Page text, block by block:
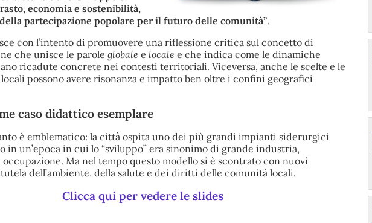
economia e sostenibilità,
partecipazione popolare per il futuro delle comunità”.
con l’intento di promuovere una riflessione critica sul concetto di
che unisce le parole globale e locale e che indica come le dinamiche
ricadute concrete nei contesti territoriali. Viceversa, anche le scelte e le
possono avere risonanza e impatto ben oltre i confini geografici
caso didattico esemplare
è emblematico: la città ospita uno dei più grandi impianti siderurgici
in un’epoca in cui lo “sviluppo” era sinonimo di grande industria,
Ma nel tempo questo modello si è scontrato con nuovi
dell’ambiente, della salute e dei diritti delle comunità locali.
Clicca qui per vedere le slides